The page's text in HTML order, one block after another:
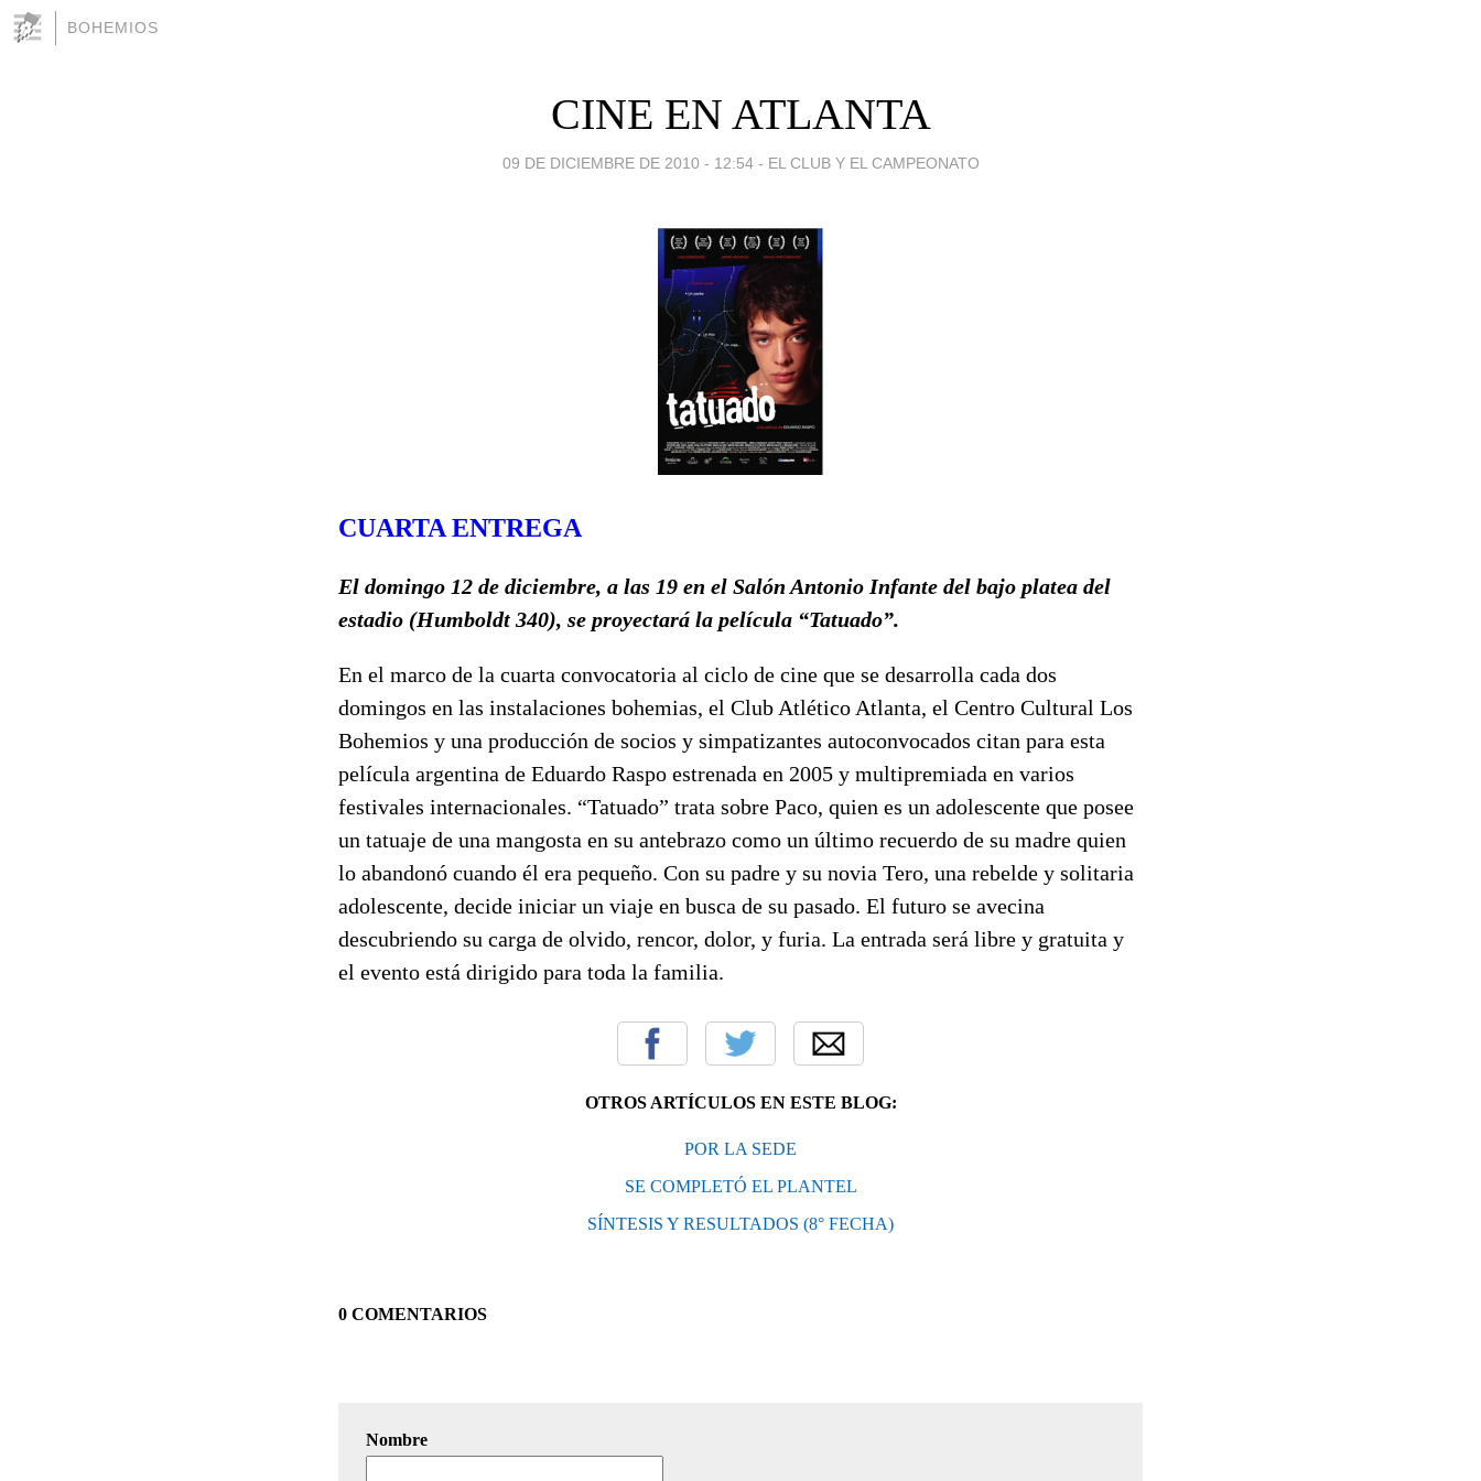
BOHEMIOS
CINE EN ATLANTA
09 DE DICIEMBRE DE 2010 - 12:54 - EL CLUB Y EL CAMPEONATO
CUARTA ENTREGA
El domingo 12 de diciembre, a las 19 en el Salón Antonio Infante del bajo platea del
estadio (Humboldt 340), se proyectará la película “Tatuado”.
En el marco de la cuarta convocatoria al ciclo de cine que se desarrolla cada dos
domingos en las instalaciones bohemias, el Club Atlético Atlanta, el Centro Cultural Los
Bohemios y una producción de socios y simpatizantes autoconvocados citan para esta
película argentina de Eduardo Raspo estrenada en 2005 y multipremiada en varios
festivales internacionales. “Tatuado” trata sobre Paco, quien es un adolescente que posee
un tatuaje de una mangosta en su antebrazo como un último recuerdo de su madre quien
lo abandonó cuando él era pequeño. Con su padre y su novia Tero, una rebelde y solitaria
adolescente, decide iniciar un viaje en busca de su pasado. El futuro se avecina
descubriendo su carga de olvido, rencor, dolor, y furia. La entrada será libre y gratuita y
el evento está dirigido para toda la familia.
OTROS ARTÍCULOS EN ESTE BLOG:
POR LA SEDE
SE COMPLETÓ EL PLANTEL
SÍNTESIS Y RESULTADOS (8° FECHA)
0 COMENTARIOS
Nombre